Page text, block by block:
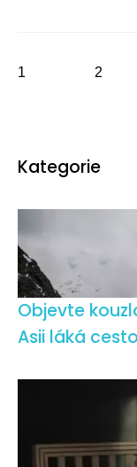
1 2
Kategorie
Objevte
Asii láká